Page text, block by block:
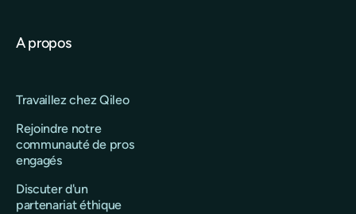
A propos
Travaillez chez Qileo
Rejoindre notre
communauté de pros
engagés
Discuter d'un
partenariat éthique